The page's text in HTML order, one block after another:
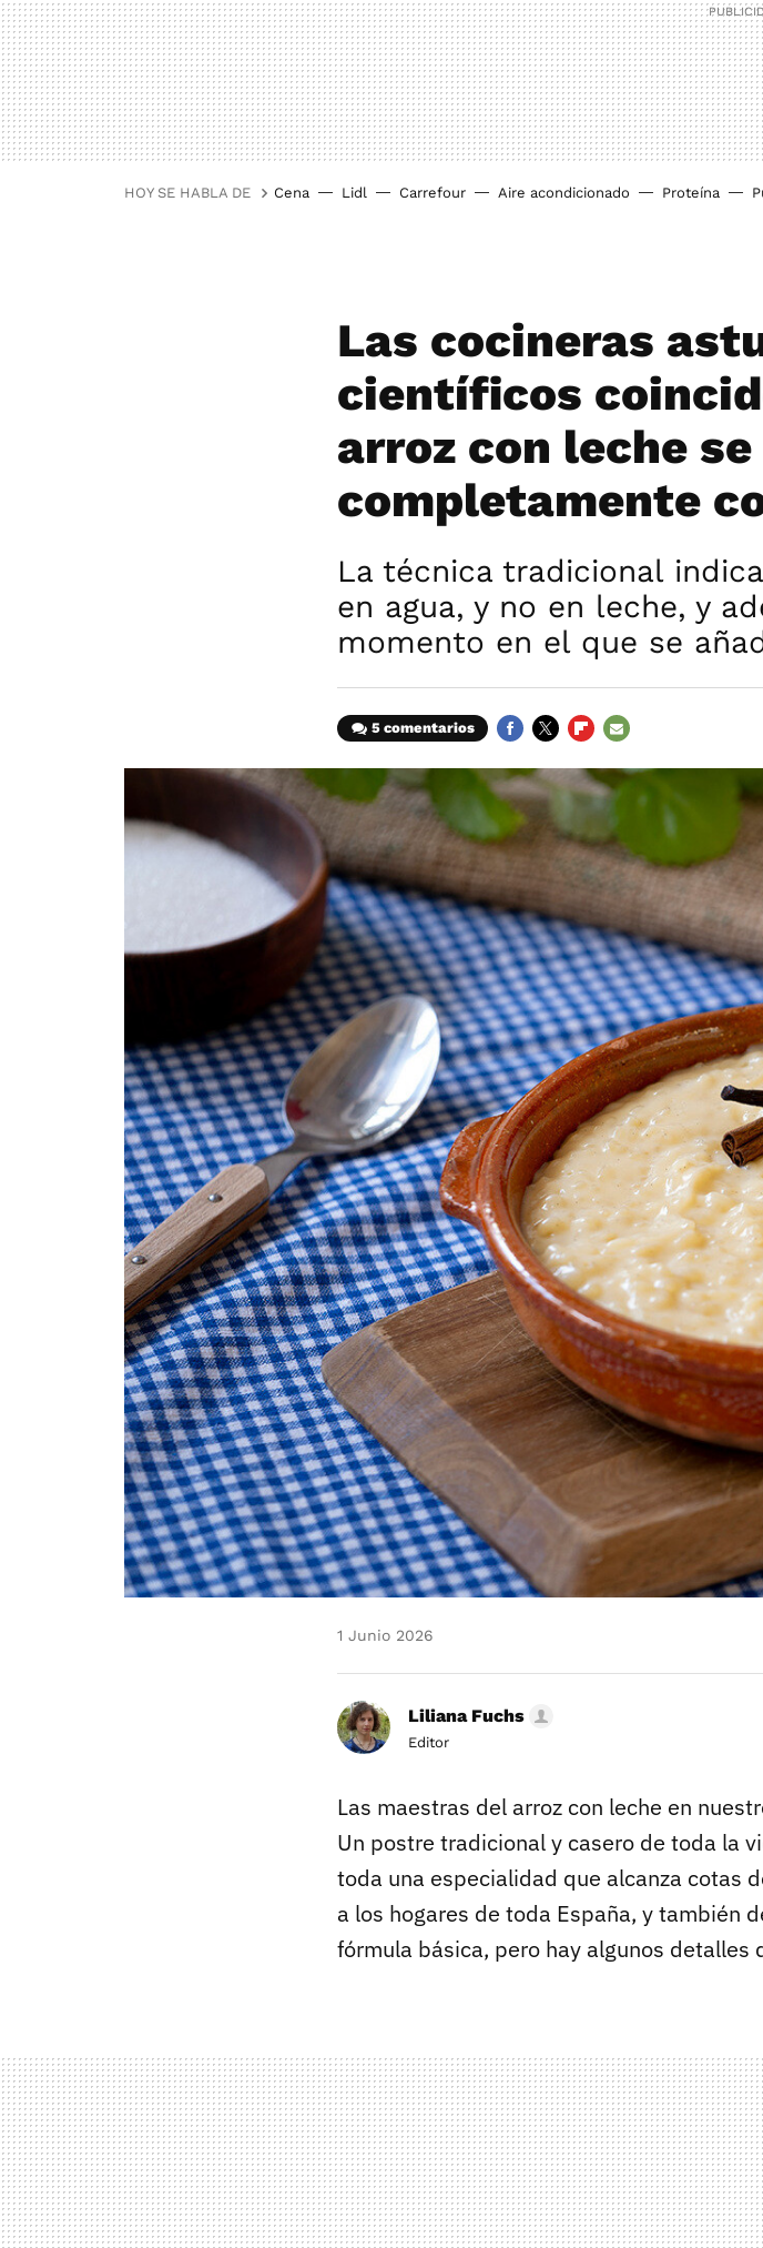
HOY SE HABLA DE Cena Lidl Carrefour Aire acondicionado Proteína
Las cocineras
científicos
arroz con leche
completamente
La técnica tradicional
en agua, y no en leche, y
momento en el que se
5 comentarios
MAIL
1 Junio 2026
Liliana Fuchs
Editor
Las maestras del arroz con leche en
Un postre tradicional y casero de toda la
toda una especialidad que alcanza cotas
a los hogares de toda España, y también
fórmula básica, pero hay algunos detalles